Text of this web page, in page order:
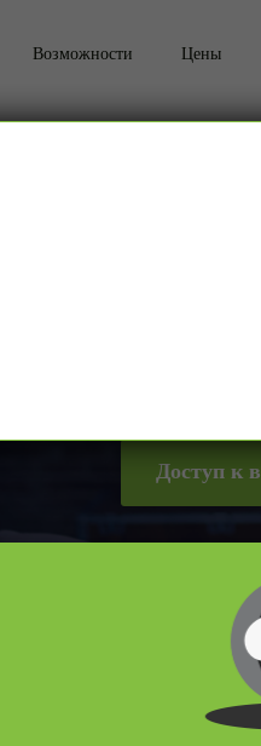
Возможности Цены
веб-сайтов,
Доступ к
Список